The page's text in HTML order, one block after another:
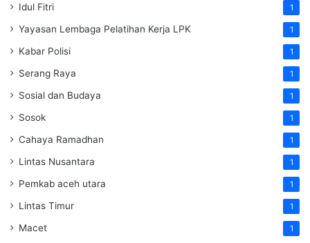
Idul Fitri 1
Yayasan Lembaga Pelatihan Kerja LPK 1
Kabar Polisi 1
Serang Raya 1
Sosial dan Budaya 1
Sosok 1
Cahaya Ramadhan 1
Lintas Nusantara 1
Pemkab aceh utara 1
Lintas Timur 1
Macet 1